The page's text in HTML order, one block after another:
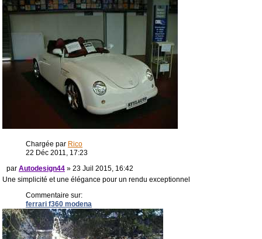
Chargée par Rico
22 Déc 2011, 17:23
par Autodesign44 » 23 Juil 2015, 16:42
Une simplicité et une élégance pour un rendu exceptionnel
Commentaire sur:
ferrari f360 modena